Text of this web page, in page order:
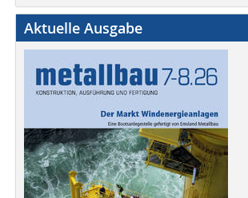
Aktuelle Ausgabe